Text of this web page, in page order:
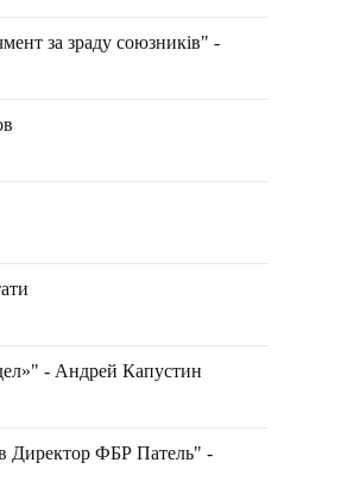
за зраду союзників" -
- Андрей Капустин
Директор ФБР Патель" -